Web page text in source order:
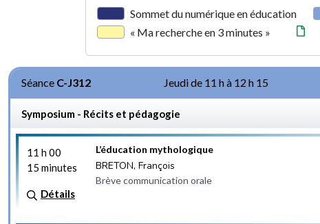
Sommet du numérique en éducation
« Ma recherche en 3 minutes »
Séance C-J312 Jeudi de 11 h à 12 h 15
Symposium - Récits et pédagogie
11 h 00
15 minutes
Détails
L’éducation mythologique
BRETON, François
Brève communication orale